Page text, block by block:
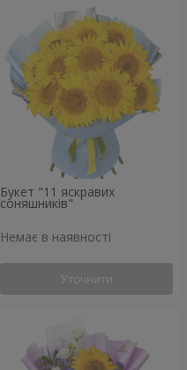
Букет "11 яскравих
соняшників"
Немає в наявності
Уточнити